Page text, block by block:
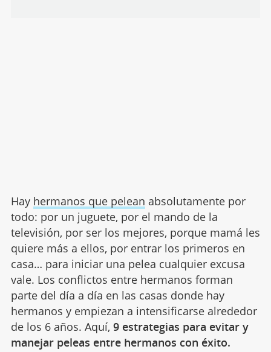
Hay hermanos que pelean absolutamente por
todo: por un juguete, por el mando de la
televisión, por ser los mejores, porque mamá les
quiere más a ellos, por entrar los primeros en
casa… para iniciar una pelea cualquier excusa
vale. Los conflictos entre hermanos forman
parte del día a día en las casas donde hay
hermanos y empiezan a intensificarse alrededor
de los 6 años. Aquí, 9 estrategias para evitar y
manejar peleas entre hermanos con éxito.